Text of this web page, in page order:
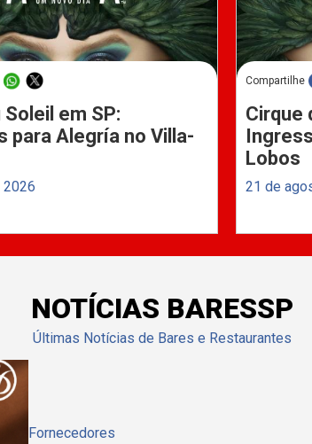
Soleil em SP:
para Alegría no Villa-
Compartilhe
Cirque
Lobos
21 de
NOTÍCIAS BARESSP
Últimas Notícias de Bares e Restaurantes
Fornecedores